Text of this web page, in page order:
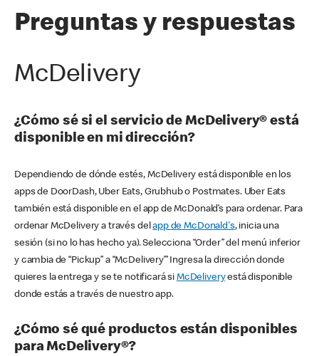
Preguntas y respuestas
McDelivery
¿Cómo sé si el servicio de McDelivery® está
disponible en mi dirección?
Dependiendo de dónde estés, McDelivery está disponible en los
apps de DoorDash, Uber Eats, Grubhub o Postmates. Uber Eats
también está disponible en el app de McDonald’s para ordenar. Para
ordenar McDelivery a través delapp de McDonald's, inicia una
sesión (si no lo has hecho ya). Selecciona “Order” del menú inferior
y cambia de “Pickup” a “McDelivery’” Ingresa la dirección donde
quieres la entrega y se te notificará si McDeliveryestá disponible
donde estás a través de nuestro app.
¿Cómo sé qué productos están disponibles
para McDelivery®?